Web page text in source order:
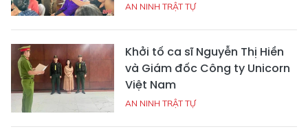
AN NINH TRẬT TỰ
Khởi tố ca sĩ Nguyễn Thị Hiền
và Giám đốc Công ty Unicorn
Việt Nam
AN NINH TRẬT TỰ